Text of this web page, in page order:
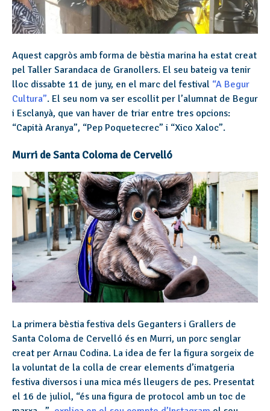
Aquest capgròs amb forma de bèstia marina ha estat creat
pel Taller Sarandaca de Granollers. El seu bateig va tenir
lloc dissabte 11 de juny, en el marc del festival “A Begur
Cultura”. El seu nom va ser escollit per l’alumnat de Begur
i Esclanyà, que van haver de triar entre tres opcions:
“Capità Aranya”, “Pep Poquetecrec” i “Xico Xaloc”.
Murri de Santa Coloma de Cervelló
La primera bèstia festiva dels Geganters i Grallers de
Santa Coloma de Cervelló és en Murri, un porc senglar
creat per Arnau Codina. La idea de fer la figura sorgeix de
la voluntat de la colla de crear elements d’imatgeria
festiva diversos i una mica més lleugers de pes. Presentat
el 16 de juliol, “és una figura de protocol amb un toc de